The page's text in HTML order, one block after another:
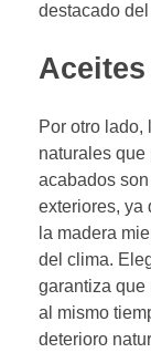
destacado
Por otro lado,
naturales que
acabados
exteriores, ya
la madera
del clima.
garantiza que
al mismo
deterioro